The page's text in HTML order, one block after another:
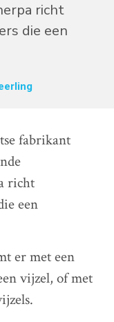
richt
die een
fabrikant
richt
een
er met een
vijzel, of met